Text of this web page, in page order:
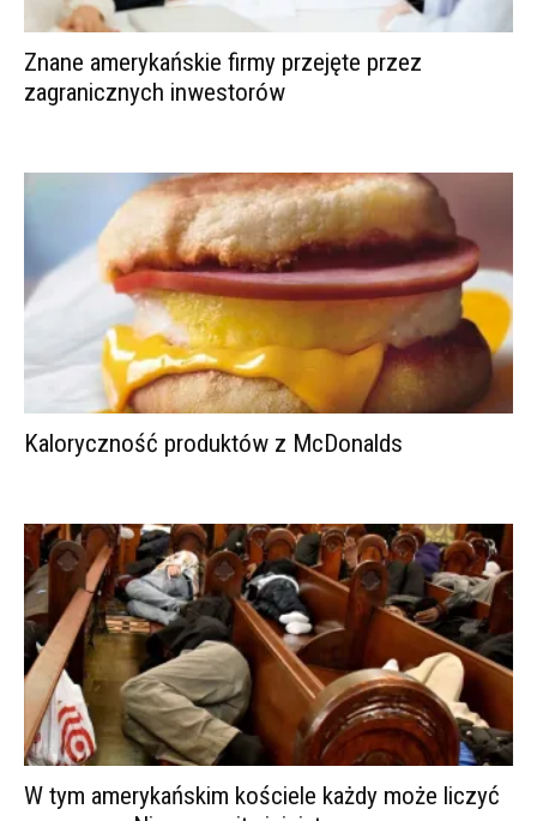
Znane amerykańskie firmy przejęte przez
zagranicznych inwestorów
Kaloryczność produktów z McDonalds
W tym amerykańskim kościele każdy może liczyć